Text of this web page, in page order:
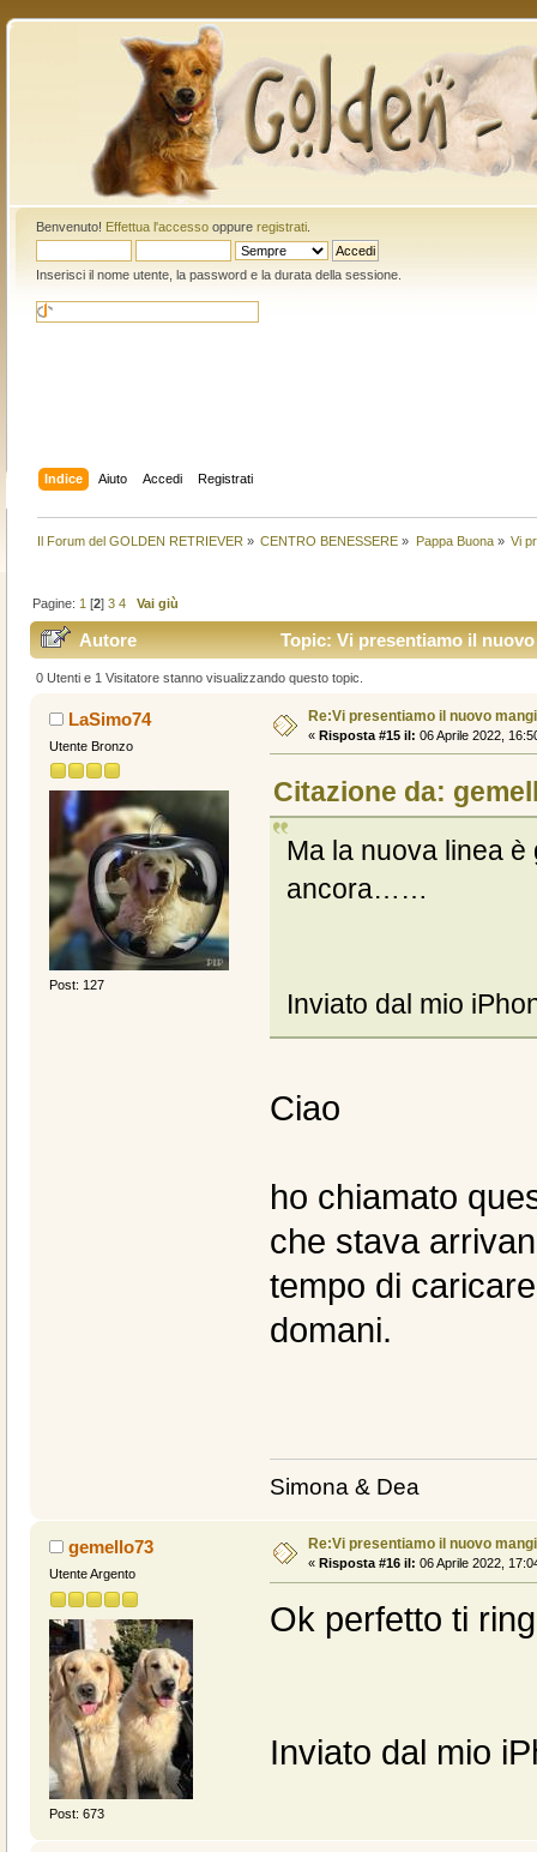
Benvenuto! Effettua l'accessooppure registrati.
Inserisci il nome utente, la password e la durata della sessione.
Indice Aiuto Accedi Registrati
Il Forum del GOLDEN RETRIEVER » CENTRO BENESSERE » Pappa Buona» Vi
Pagine: 1 [2]3 4 Vai giù
Autore Topic: Vi presentiamo il
0 Utenti e 1 Visitatore stanno visualizzando questo topic.
LaSimo74
Utente Bronzo
Post: 127
Re:Vi presentiamo il nuovo
« Risposta #15 il: 06 Aprile 2022,
Citazione da:
Ma la nuova linea
ancora……
Inviato dal mio
Ciao
ho chiamato
che stava
tempo di
domani.
Simona & Dea
gemello73
Utente Argento
Post: 673
Re:Vi presentiamo il nuovo
« Risposta #16 il: 06 Aprile 2022,
Ok perfetto ti
Inviato dal mio